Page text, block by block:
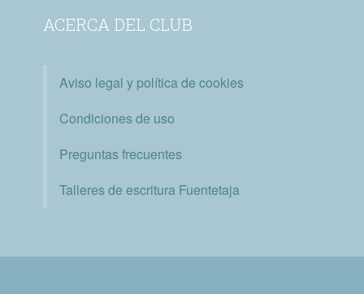
ACERCA DEL CLUB
Aviso legal y política de cookies
Condiciones de uso
Preguntas frecuentes
Talleres de escritura Fuentetaja